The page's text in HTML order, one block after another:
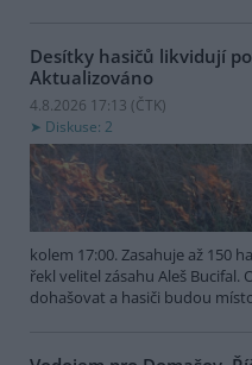
Desítky hasičů likvidují
Aktualizováno
4.8.2026 17:13 (ČTK)
Diskuse: 2
kolem 17:00. Zasahuje až 150
řekl velitel zásahu Aleš Bucifal.
dohašovat a hasiči budou